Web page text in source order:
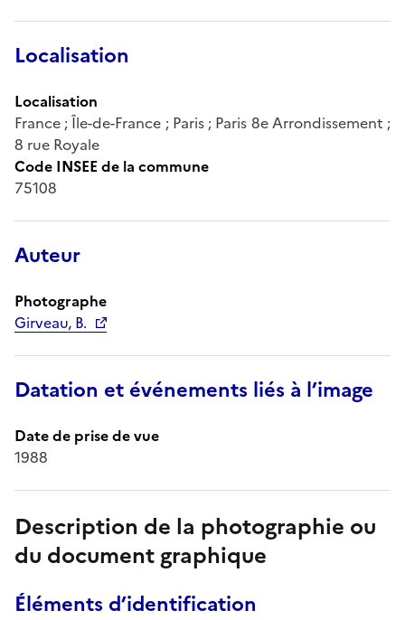
Localisation
Localisation
France ; Île-de-France ; Paris ; Paris 8e Arrondissement ;
8 rue Royale
Code INSEE de la commune
75108
Auteur
Photographe
Girveau, B.
Datation et événements liés à l’image
Date de prise de vue
1988
Description de la photographie ou
du document graphique
Éléments d’identification